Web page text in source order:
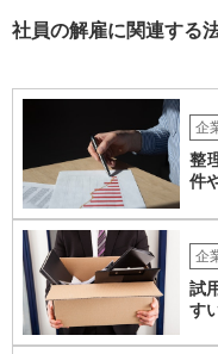
社として正式な手続きを経
か。これらも確認しておか
期満了という他の退任方法
ないため、これらの代替方
社員の解雇に関連する
企
整
件
企
試
す